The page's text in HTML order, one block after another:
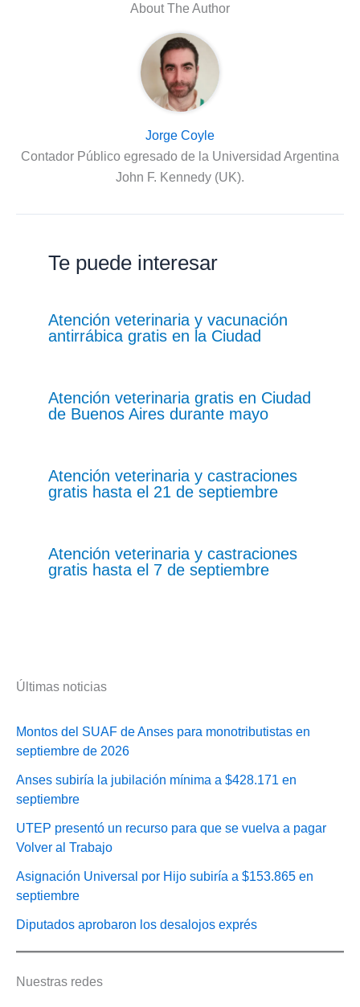
About The Author
Jorge Coyle
Contador Público egresado de la Universidad Argentina
John F. Kennedy (UK).
Te puede interesar
Atención veterinaria y vacunación
antirrábica gratis en la Ciudad
Atención veterinaria gratis en Ciudad
de Buenos Aires durante mayo
Atención veterinaria y castraciones
gratis hasta el 21 de septiembre
Atención veterinaria y castraciones
gratis hasta el 7 de septiembre
Últimas noticias
Montos del SUAF de Anses para monotributistas en
septiembre de 2026
Anses subiría la jubilación mínima a $428.171 en
septiembre
UTEP presentó un recurso para que se vuelva a pagar
Volver al Trabajo
Asignación Universal por Hijo subiría a $153.865 en
septiembre
Diputados aprobaron los desalojos exprés
Nuestras redes